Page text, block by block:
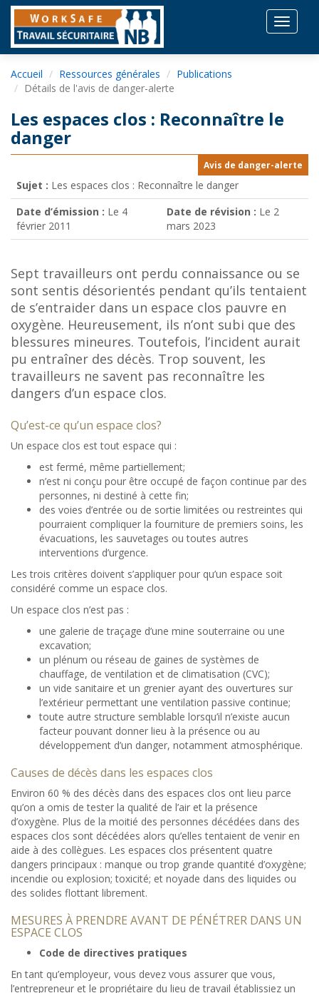
Toggle
Accueil Ressources générales
Publications
Détails de l'avis de danger-alerte
Les espaces clos : Reconnaître le
danger
Avis de danger-alerte
Sujet : Les espaces clos : Reconnaître le danger
Date d’émission : Le 4
février 2011
Date de révision : Le 2
mars 2023
Sept travailleurs ont perdu connaissance ou se
sont sentis désorientés pendant qu’ils tentaient
de s’entraider dans un espace clos pauvre en
oxygène. Heureusement, ils n’ont subi que des
blessures mineures. Toutefois, l’incident aurait
pu entraîner des décès. Trop souvent, les
travailleurs ne savent pas reconnaître les
dangers d’un espace clos.
Qu’est-ce qu’un espace clos?
Un espace clos est tout espace qui :
est fermé, même partiellement;
n’est ni conçu pour être occupé de façon continue par des
personnes, ni destiné à cette fin;
des voies d’entrée ou de sortie limitées ou restreintes qui
pourraient compliquer la fourniture de premiers soins, les
évacuations, les sauvetages ou toutes autres
interventions d’urgence.
Les trois critères doivent s’appliquer pour qu’un espace soit
considéré comme un espace clos.
Un espace clos n’est pas :
une galerie de traçage d’une mine souterraine ou une
excavation;
un plénum ou réseau de gaines de systèmes de
chauffage, de ventilation et de climatisation (CVC);
un vide sanitaire et un grenier ayant des ouvertures sur
l’extérieur permettant une ventilation passive continue;
toute autre structure semblable lorsqu’il n’existe aucun
facteur pouvant donner lieu à la présence ou au
développement d’un danger, notamment atmosphérique.
Causes de décès dans les espaces clos
Environ 60 % des décès dans des espaces clos ont lieu parce
qu’on a omis de tester la qualité de l’air et la présence
d’oxygène. Plus de la moitié des personnes décédées dans des
espaces clos sont décédées alors qu’elles tentaient de venir en
aide à des collègues. Les espaces clos présentent quatre
dangers principaux : manque ou trop grande quantité d’oxygène;
incendie ou explosion; toxicité; et noyade dans des liquides ou
des solides flottant librement.
MESURES À PRENDRE AVANT DE PÉNÉTRER DANS UN
ESPACE CLOS
Code de directives pratiques
En tant qu’employeur, vous devez vous assurer que vous,
l’entrepreneur et le propriétaire du lieu de travail établissiez un